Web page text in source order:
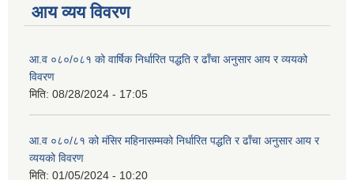
आय व्यय विवरण
आ.व ०८०/०८१ को वार्षिक निर्धारित पद्धति र ढाँचा अनुसार आय र व्ययको
विवरण
मिति: 08/28/2024 - 17:05
आ.व ०८०/८१ को मंसिर महिनासम्मको निर्धारित पद्धति र ढाँचा अनुसार आय र
व्ययको विवरण
मिति: 01/05/2024 - 10:20